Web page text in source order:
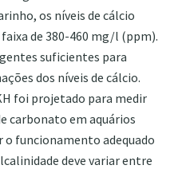
os níveis de cálcio
de 380-460 mg/l (ppm).
suficientes para
dos níveis de cálcio.
foi projetado para medir
carbonato em aquários
funcionamento adequado
deve variar entre